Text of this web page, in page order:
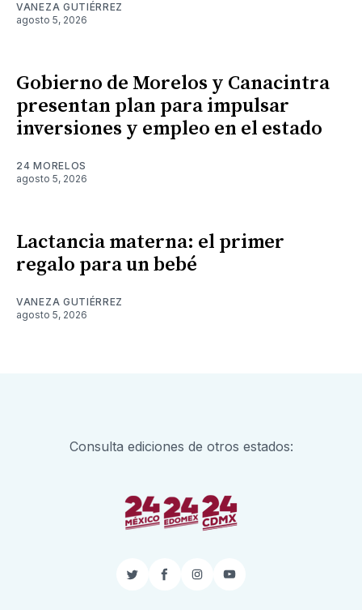
VANEZA GUTIÉRREZ
agosto 5, 2026
Gobierno de Morelos y Canacintra
presentan plan para impulsar
inversiones y empleo en el estado
24 MORELOS
agosto 5, 2026
Lactancia materna: el primer
regalo para un bebé
VANEZA GUTIÉRREZ
agosto 5, 2026
Consulta ediciones de otros estados:
TwitterFacebook
InstagramYouTube